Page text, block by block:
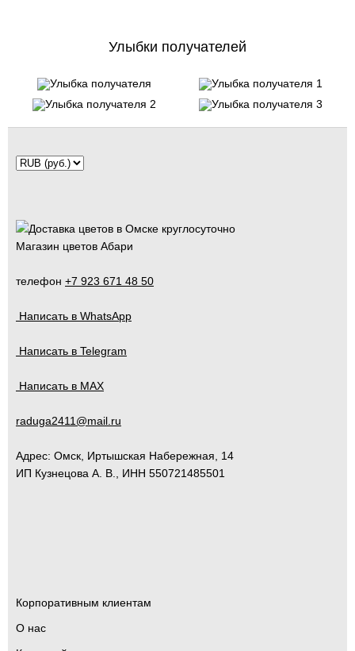
Улыбки получателей
Магазин цветов Абари
телефон +7 923 671 48 50
Написать в WhatsApp
Написать в Telegram
Написать в MAX
raduga2411@mail.ru
Адрес: Омск Иртышская Набережная, 14
ИП Кузнецова А. В., ИНН 550721485501
Корпоративным клиентам
О нас